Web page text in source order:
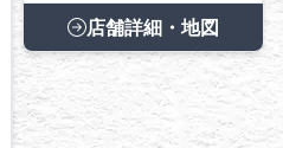
店舗詳細・地図